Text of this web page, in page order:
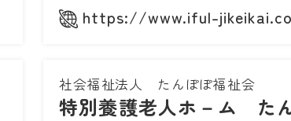
https://www.iful-
社会福祉法人 たんぽぽ福祉会
特別養護老人ホ－ム た